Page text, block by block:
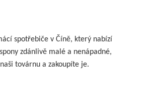
spotřebiče v Číně, který nabízí
zdánlivě malé a nenápadné,
továrnu a zakoupíte je.